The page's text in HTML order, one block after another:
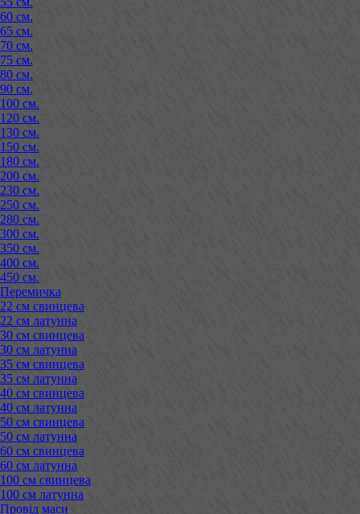
60 см.
65 см.
70 см.
75 см.
80 см.
90 см.
100 см.
120 см.
130 см.
150 см.
180 см.
200 см.
230 см.
250 см.
280 см.
300 см.
350 см.
400 см.
450 см.
Перемичка
22 см свинцева
22 см латунна
30 см свинцева
30 см латунна
35 см свинцева
35 см латунна
40 см свинцева
40 см латунна
50 см свинцева
50 см латунна
60 см свинцева
60 см латунна
100 см свинцева
100 см латунна
Провід маси